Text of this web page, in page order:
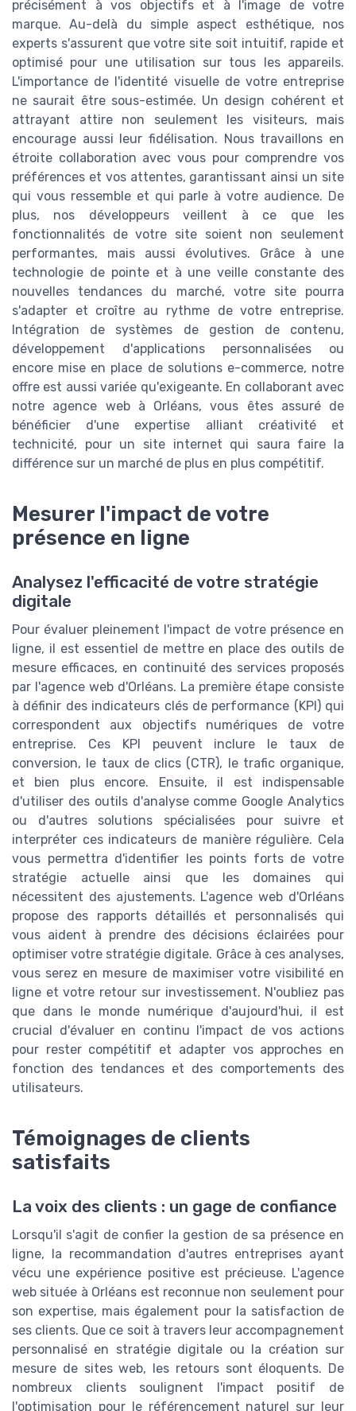
précisément à vos objectifs et à l'image de votre
marque. Au-delà du simple aspect esthétique, nos
experts s'assurent que votre site soit intuitif, rapide et
optimisé pour une utilisation sur tous les appareils.
L'importance de l'identité visuelle de votre entreprise
ne saurait être sous-estimée. Un design cohérent et
attrayant attire non seulement les visiteurs, mais
encourage aussi leur fidélisation. Nous travaillons en
étroite collaboration avec vous pour comprendre vos
préférences et vos attentes, garantissant ainsi un site
qui vous ressemble et qui parle à votre audience. De
plus, nos développeurs veillent à ce que les
fonctionnalités de votre site soient non seulement
performantes, mais aussi évolutives. Grâce à une
technologie de pointe et à une veille constante des
nouvelles tendances du marché, votre site pourra
s'adapter et croître au rythme de votre entreprise.
Intégration de systèmes de gestion de contenu,
développement d'applications personnalisées ou
encore mise en place de solutions e-commerce, notre
offre est aussi variée qu'exigeante. En collaborant avec
notre agence web à Orléans, vous êtes assuré de
bénéficier d'une expertise alliant créativité et
technicité, pour un site internet qui saura faire la
différence sur un marché de plus en plus compétitif.
Mesurer l'impact de votre
présence en ligne
Analysez l'efficacité de votre stratégie
digitale
Pour évaluer pleinement l'impact de votre présence en
ligne, il est essentiel de mettre en place des outils de
mesure efficaces, en continuité des services proposés
par l'agence web d'Orléans. La première étape consiste
à définir des indicateurs clés de performance (KPI) qui
correspondent aux objectifs numériques de votre
entreprise. Ces KPI peuvent inclure le taux de
conversion, le taux de clics (CTR), le trafic organique,
et bien plus encore. Ensuite, il est indispensable
d'utiliser des outils d'analyse comme Google Analytics
ou d'autres solutions spécialisées pour suivre et
interpréter ces indicateurs de manière régulière. Cela
vous permettra d'identifier les points forts de votre
stratégie actuelle ainsi que les domaines qui
nécessitent des ajustements. L'agence web d'Orléans
propose des rapports détaillés et personnalisés qui
vous aident à prendre des décisions éclairées pour
optimiser votre stratégie digitale. Grâce à ces analyses,
vous serez en mesure de maximiser votre visibilité en
ligne et votre retour sur investissement. N'oubliez pas
que dans le monde numérique d'aujourd'hui, il est
crucial d'évaluer en continu l'impact de vos actions
pour rester compétitif et adapter vos approches en
fonction des tendances et des comportements des
utilisateurs.
Témoignages de clients
satisfaits
La voix des clients : un gage de confiance
Lorsqu'il s'agit de confier la gestion de sa présence en
ligne, la recommandation d'autres entreprises ayant
vécu une expérience positive est précieuse. L'agence
web située à Orléans est reconnue non seulement pour
son expertise, mais également pour la satisfaction de
ses clients. Que ce soit à travers leur accompagnement
personnalisé en stratégie digitale ou la création sur
mesure de sites web, les retours sont éloquents. De
nombreux clients soulignent l'impact positif de
l'optimisation pour le référencement naturel sur leur